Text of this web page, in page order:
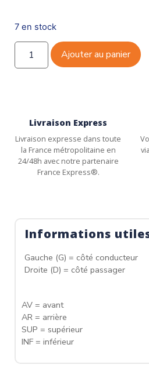
7 en stock
Ajouter au panier
Livraison Express
Livraison expresse dans toute
la France métropolitaine en
24/48h avec notre partenaire
France Express®.
Informations
Gauche (G) = côté conducteur
Droite (D) = côté passager
AV = avant
AR = arrière
SUP = supérieur
INF = inférieur